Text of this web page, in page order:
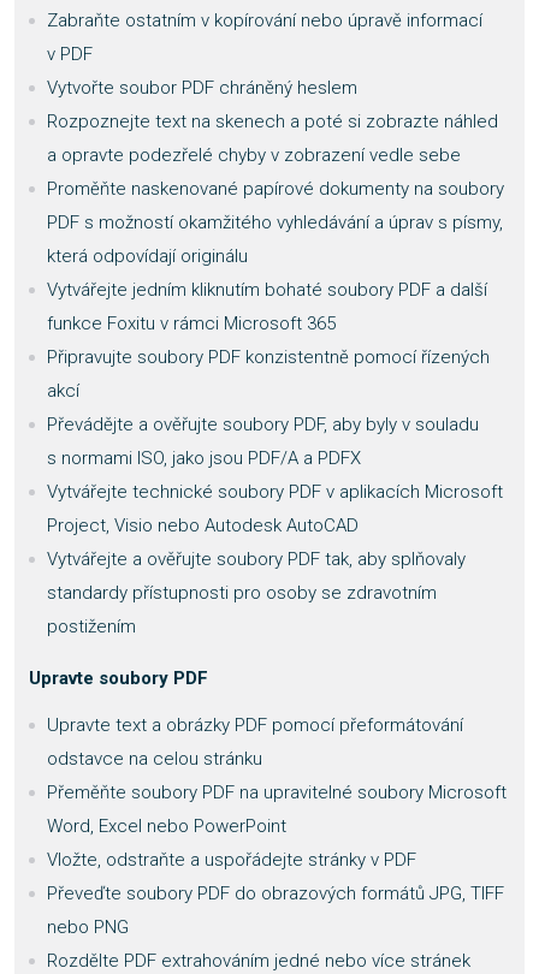
Zabraňte ostatním v kopírování nebo úpravě informací
v PDF
Vytvořte soubor PDF chráněný heslem
Rozpoznejte text na skenech a poté si zobrazte náhled
a opravte podezřelé chyby v zobrazení vedle sebe
Proměňte naskenované papírové dokumenty na soubory
PDF s možností okamžitého vyhledávání a úprav s písmy,
která odpovídají originálu
Vytvářejte jedním kliknutím bohaté soubory PDF a další
funkce Foxitu v rámci Microsoft 365
Připravujte soubory PDF konzistentně pomocí řízených
akcí
Převádějte a ověřujte soubory PDF, aby byly v souladu
s normami ISO, jako jsou PDF/A a PDFX
Vytvářejte technické soubory PDF v aplikacích Microsoft
Project, Visio nebo Autodesk AutoCAD
Vytvářejte a ověřujte soubory PDF tak, aby splňovaly
standardy přístupnosti pro osoby se zdravotním
postižením
Upravte soubory PDF
Upravte text a obrázky PDF pomocí přeformátování
odstavce na celou stránku
Přeměňte soubory PDF na upravitelné soubory Microsoft
Word, Excel nebo PowerPoint
Vložte, odstraňte a uspořádejte stránky v PDF
Převeďte soubory PDF do obrazových formátů JPG, TIFF
nebo PNG
Rozdělte PDF extrahováním jedné nebo více stránek